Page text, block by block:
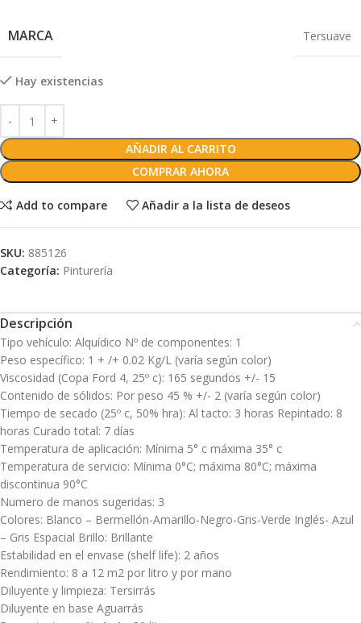
MARCA Tersuave
Hay existencias
AÑADIR AL CARRITO
COMPRAR AHORA
Add to compare Añadir a la lista de deseos
SKU: 885126
Categoría: Pinturería
Descripción
Tipo vehículo: Alquídico Nº de componentes: 1
Peso específico: 1 + /+ 0.02 Kg/L (varía según color)
Viscosidad (Copa Ford 4, 25º c): 165 segundos +/- 15
Contenido de sólidos: Por peso 45 % +/- 2 (varía según color)
Tiempo de secado (25º c, 50% hra): Al tacto: 3 horas Repintado: 8
horas Curado total: 7 días
Temperatura de aplicación: Mínima 5° c máxima 35° c
Temperatura de servicio: Mínima 0°C; máxima 80°C; máxima
discontinua 90°C
Numero de manos sugeridas: 3
Colores: Blanco – Bermellón-Amarillo-Negro-Gris-Verde Inglés- Azul
– Gris Espacial Brillo: Brillante
Estabilidad en el envase (shelf life): 2 años
Rendimiento: 8 a 12 m2 por litro y por mano
Diluyente y limpieza: Tersirrás
Diluyente en base Aguarrás